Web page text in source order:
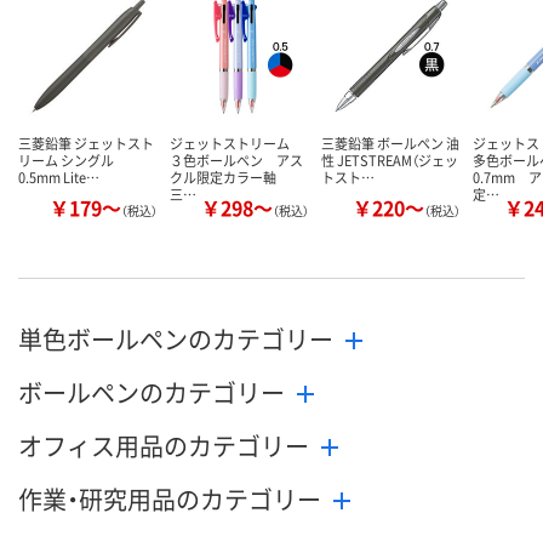
三菱鉛筆 ジェットスト
リーム シングル
0.5mm Lite…
￥179～（税込）
ジェットストリーム
３色ボールペン アス
クル限定カラー軸
三… ￥298～（税込）
三菱鉛筆 ボールペン 油
性 JETSTREAM（ジェッ
トスト…
￥220～（税込）
ジェット
多色ボー
0.7mm ア
定… ￥
単色ボールペンのカテゴリー
ボールペンのカテゴリー
オフィス用品のカテゴリー
作業・研究用品のカテゴリー